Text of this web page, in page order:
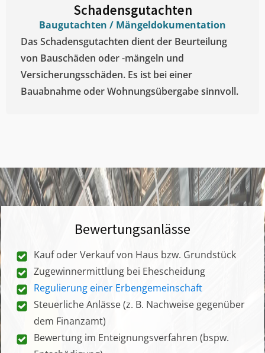
Schadensgutachten
Baugutachten / Mängeldokumentation
Das Schadensgutachten dient der Beurteilung
von Bauschäden oder -mängeln und
Versicherungsschäden. Es ist bei einer
Bauabnahme oder Wohnungsübergabe sinnvoll.
Bewertungsanlässe
Kauf oder Verkauf von Haus bzw. Grundstück
Zugewinnermittlung bei Ehescheidung
Regulierung einer Erbengemeinschaft
Steuerliche Anlässe (z. B. Nachweise gegenüber
dem Finanzamt)
Bewertung im Enteignungsverfahren (bspw.